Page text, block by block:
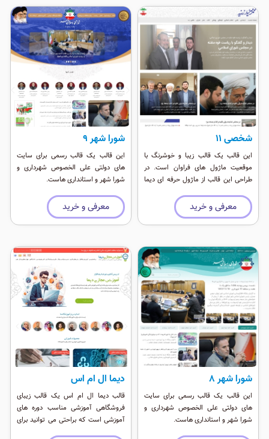
شخصی 11
این قالب یک قالب زیبا و خوشرنگ با
موقعیت ماژول های فراوان است. در
طراحی این قالب از ماژول حرفه ای دیما
باشد.
معرفی و خرید
شورا شهر 9
این قالب یک قالب رسمی برای سایت
های دولتی علی الخصوص شهرداری و
شورا شهر و استانداری هاست.
معرفی و خرید
شورا شهر ۸
این قالب یک قالب رسمی برای سایت
های دولتی علی الخصوص شهرداری و
شورا شهر و استانداری هاست.
دیما ال ام اس
قالب دیما ال ام اس یک قالب زیبای
فروشگاهی آموزشی مناسب دوره های
آموزشی است که براحتی می توانید برای